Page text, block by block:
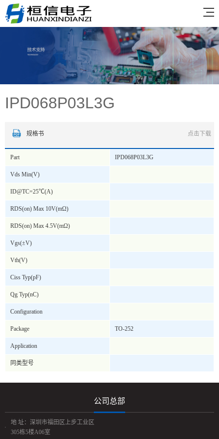
IPD068P03L3G
规格书 点击下载
Part IPD068P03L3G
Vds Min(V)
ID@TC=25℃(A)
RDS(on) Max 10V(mΩ)
RDS(on) Max 4.5V(mΩ)
Vgs(±V)
Vth(V)
Ciss Typ(pF)
Qg Typ(nC)
Configuration
Package TO-252
Application
同类型号
公司总部
地 址：深圳市福田区上步工业区
305栋5楼A06室